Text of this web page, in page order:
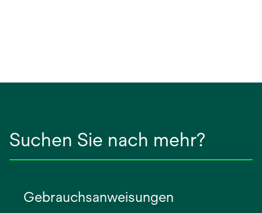
Suchen Sie nach mehr?
Gebrauchsanweisungen